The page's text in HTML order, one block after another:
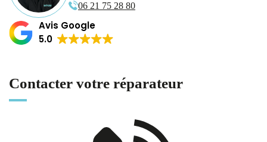
‭06 21 75 28 80‬
Avis Google
5.0
Contacter votre réparateur